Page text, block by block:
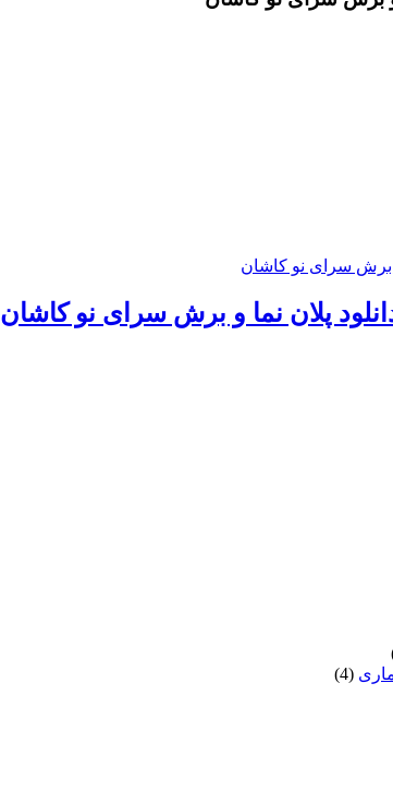
پلان نما و برش سرای نو کاشان
(4)